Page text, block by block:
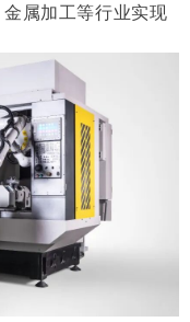
属加工等行业实现